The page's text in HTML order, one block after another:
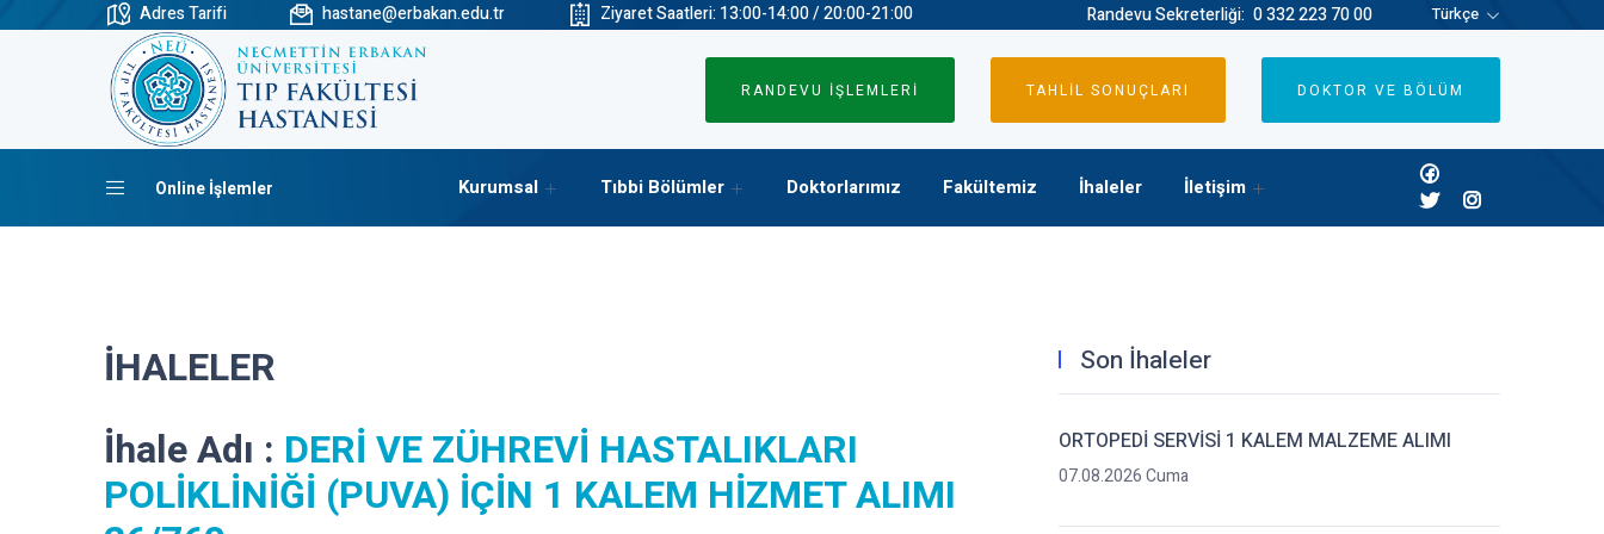
Adres Tarifi hastane@erbakan.edu.tr Ziyaret Saatleri: 13:00-14:00 / 20:00-21:00 Randevu Sekreterliği: 0 332 223 70 00 Türkçe
RANDEVU İŞLEMLERİ TAHLİL SONUÇLARI DOKTOR VE BÖLÜM
Online İşlemler Kurumsal Tıbbi Bölümler Doktorlarımız Fakültemiz İhaleler İletişim
İHALELER
İhale Adı : DERİ VE ZÜHREVİ HASTALIKLARI
POLİKLİNİĞİ (PUVA) İÇİN 1 KALEM HİZMET ALIMI
Son İhaleler
ORTOPEDİ SERVİSİ 1 KALEM MALZEME ALIMI
07.08.2026 Cuma